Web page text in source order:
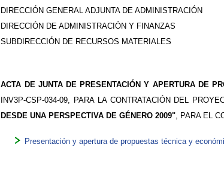
DIRECCIÓN GENERAL ADJUNTA DE ADMINISTRACIÓN
DIRECCIÓN DE ADMINISTRACIÓN Y FINANZAS
SUBDIRECCIÓN DE RECURSOS MATERIALES
ACTA DE JUNTA DE PRESENTACIÓN Y APERTURA DE
INV3P-CSP-034-09, PARA LA CONTRATACIÓN DEL
DESDE UNA PERSPECTIVA DE GÉNERO 2009", PARA EL
Presentación y apertura de propuestas técnica y